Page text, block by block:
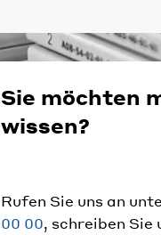
Sie möchten
wissen?
Rufen Sie uns an
00 00, schreiben Sie